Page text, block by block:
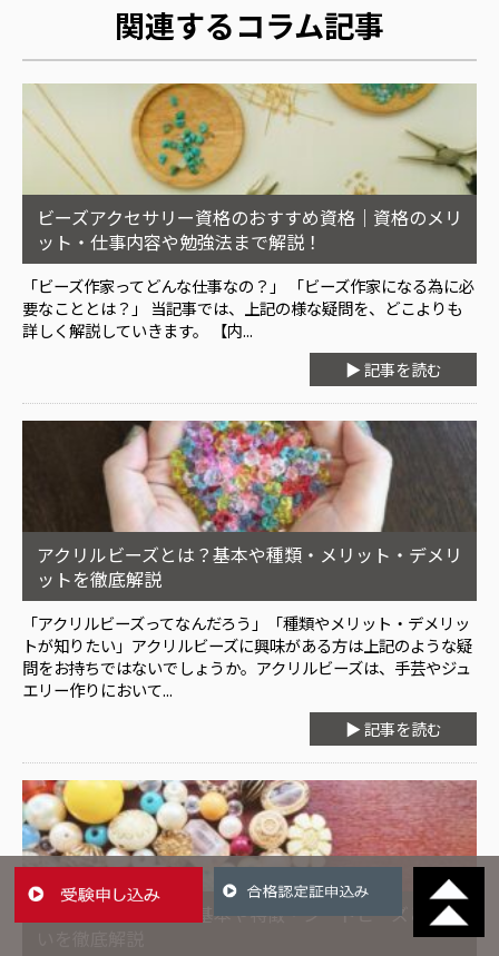
関連するコラム記事
ビーズアクセサリー資格のおすすめ資格｜資格のメリ
ット・仕事内容や勉強法まで解説！
「ビーズ作家ってどんな仕事なの？」 「ビーズ作家になる為に必
要なこととは？」 当記事では、上記の様な疑問を、どこよりも
詳しく解説していきます。 【内...
▶ 記事を読む
アクリルビーズとは？基本や種類・メリット・デメリ
ットを徹底解説
「アクリルビーズってなんだろう」「種類やメリット・デメリッ
トが知りたい」アクリルビーズに興味がある方は上記のような疑
問をお持ちではないでしょうか。アクリルビーズは、手芸やジュ
エリー作りにおいて...
▶ 記事を読む
デリカビーズとは？基本や特徴・シードビーズとの違